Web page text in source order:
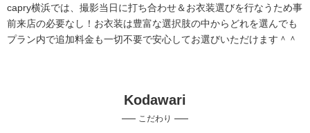
動画の作成
クレジットカード支払い
capry横浜では、撮影当日に打ち合わせ＆お衣装選びを行なうため事
前来店の必要なし！お衣装は豊富な選択肢の中からどれを選んでも
プラン内で追加料金も一切不要で安心してお選びいただけます＾＾
Kodawari
こだわり